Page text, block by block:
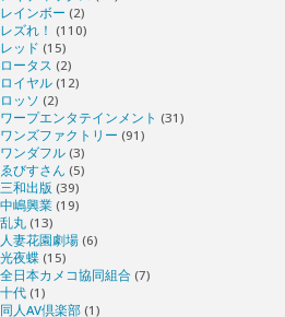
レインボー (2)
レズれ！ (110)
レッド (15)
ロータス (2)
ロイヤル (12)
ロッソ (2)
ワープエンタテインメント (31)
ワンズファクトリー (91)
ワンダフル (3)
ゑびすさん (5)
三和出版 (39)
中嶋興業 (19)
乱丸 (13)
人妻花園劇場 (6)
光夜蝶 (15)
全日本カメコ協同組合 (7)
十代 (1)
同人AV倶楽部 (1)